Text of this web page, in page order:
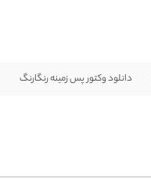
دانلود وکتور پس زمینه رنگارنگ